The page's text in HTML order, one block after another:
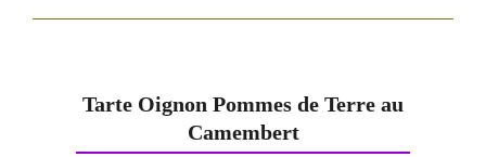
Tarte Oignon Pommes de Terre au
Camembert